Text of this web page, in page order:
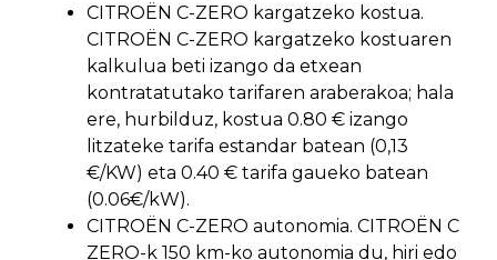
CITROËN C-ZERO kargatzeko kostua.
CITROËN C-ZERO kargatzeko kostuaren
kalkulua beti izango da etxean
kontratatutako tarifaren araberakoa; hala
ere, hurbilduz, kostua 0.80 € izango
litzateke tarifa estandar batean (0,13
€/KW) eta 0.40 € tarifa gaueko batean
(0.06€/kW).
CITROËN C-ZERO autonomia. CITROËN C
ZERO-k 150 km-ko autonomia du, hiri edo